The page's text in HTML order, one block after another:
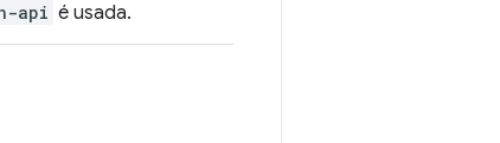
api é usada.